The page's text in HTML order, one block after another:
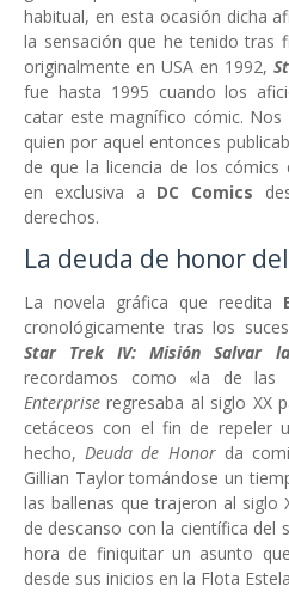
habitual, en esta ocasión dicha
la sensación que he tenido tras
originalmente en USA en 1992,
fue hasta 1995 cuando los
catar este magnífico cómic.
quien por aquel entonces
de que la licencia de los cómics
en exclusiva a DC Comics
derechos.
La deuda de honor
La novela gráfica que reedita
cronológicamente tras los
Star Trek IV: Misión Salvar
recordamos como «la de
Enterpriseregresaba al siglo XX
cetáceos con el fin de repeler
hecho,Deuda de Honorda
Gillian Taylor tomándose un
las ballenas que trajeron al siglo
de descanso con la científica del
hora de finiquitar un asunto
desde sus inicios en la Flota